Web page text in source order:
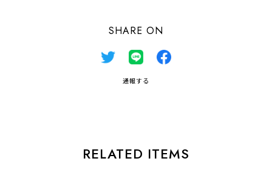
SHARE ON
通報する
RELATED ITEMS